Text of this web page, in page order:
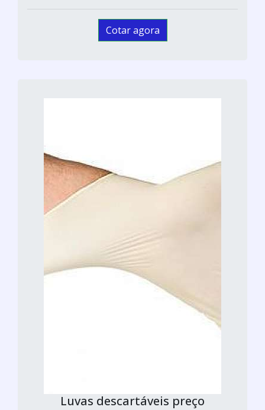
Cotar agora
Luvas descartáveis preço